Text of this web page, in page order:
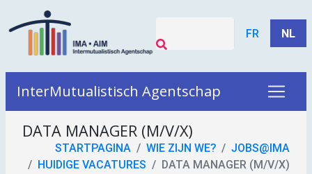
FR NL
InterMutualistisch Agentschap
DATA MANAGER (M/V/X)
STARTPAGINA WIE ZIJN WE? JOBS@IMA
HUIDIGE VACATURES
DATA MANAGER (M/V/X)